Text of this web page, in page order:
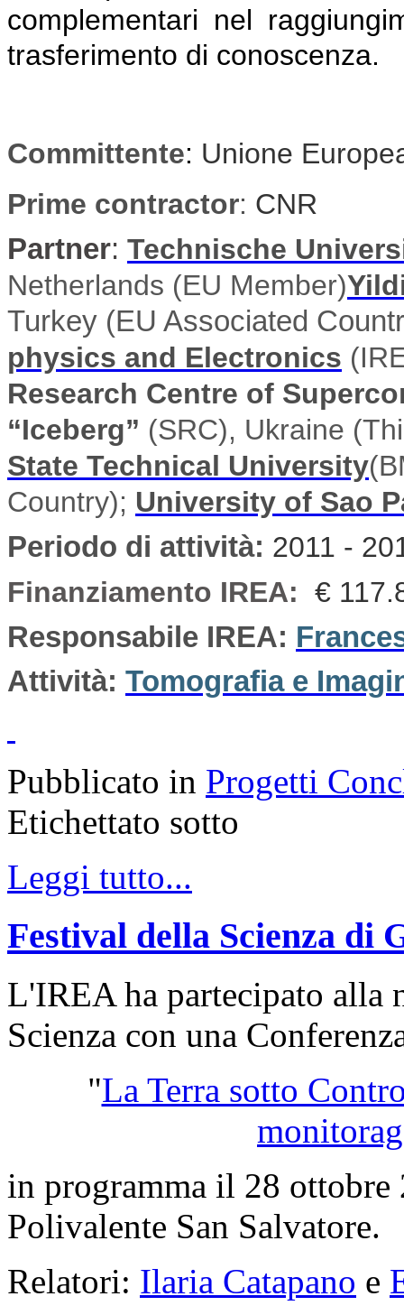
complementari nel
trasferimento di conoscenza.
Committente: Unione
Prime contractor: CNR
Partner: Technische
Netherlands (EU Member)
Turkey (EU Associated
physics and Electronics
Research Centre of
“Iceberg” (SRC), Ukraine
State Technical University
Country); University of Sao
Periodo di attività: 2011 -
Finanziamento IREA: €
Responsabile IREA:
Attività: Tomografia e
Pubblicato in Progetti
Etichettato sotto
Leggi tutto...
Festival della Scienza di
L'IREA ha partecipato alla
Scienza con una
"La Terra sotto
in programma il 28
Polivalente San Salvatore.
Relatori: Ilaria Catapano e